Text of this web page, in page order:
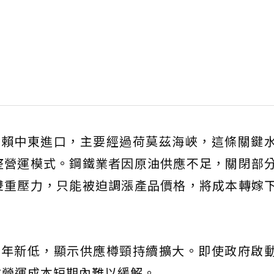
中東進口，主要經過荷莫茲海峽，這條關鍵
運模式。鋼鐵業者因原油供應不足，關閉部
壓力，只能被迫調漲產品價格，將成本轉嫁
新低，顯示供應樽頸持續擴大。即使政府啟